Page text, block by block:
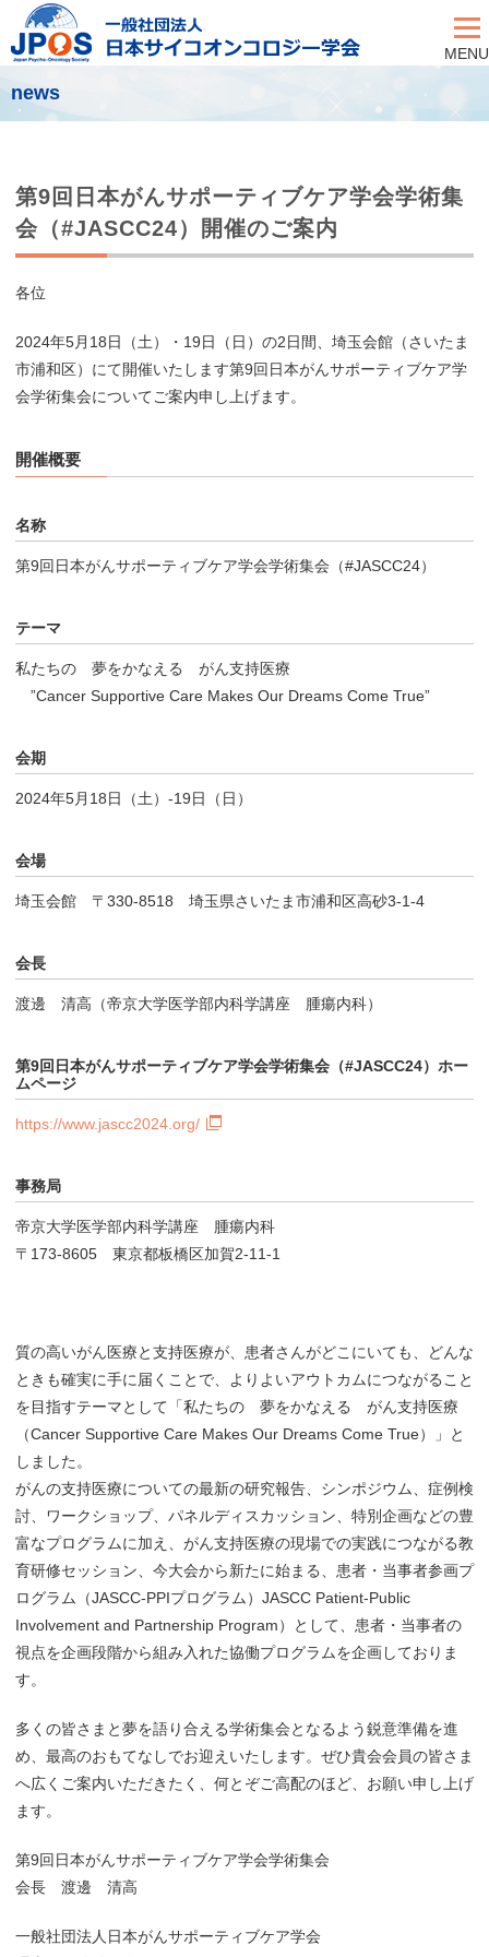
MENU
news
第9回日本がんサポーティブケア学会学術集
会（#JASCC24）開催のご案内
各位
2024年5月18日（土）・19日（日）の2日間、埼玉会館（さいたま
市浦和区）にて開催いたします第9回日本がんサポーティブケア学
会学術集会についてご案内申し上げます。
開催概要
名称
第9回日本がんサポーティブケア学会学術集会（#JASCC24）
テーマ
私たちの 夢をかなえる がん支持医療
”Cancer Supportive Care Makes Our Dreams Come True”
会期
2024年5月18日（土）-19日（日）
会場
埼玉会館 〒330-8518 埼玉県さいたま市浦和区高砂3-1-4
会長
渡邊 清高（帝京大学医学部内科学講座 腫瘍内科）
第9回日本がんサポーティブケア学会学術集会（#JASCC24）ホー
ムページ
https://www.jascc2024.org/
事務局
帝京大学医学部内科学講座 腫瘍内科
〒173-8605 東京都板橋区加賀2-11-1
質の高いがん医療と支持医療が、患者さんがどこにいても、どんな
ときも確実に手に届くことで、よりよいアウトカムにつながること
を目指すテーマとして「私たちの 夢をかなえる がん支持医療
（Cancer Supportive Care Makes Our Dreams Come True）」と
しました。
がんの支持医療についての最新の研究報告、シンポジウム、症例検
討、ワークショップ、パネルディスカッション、特別企画などの豊
富なプログラムに加え、がん支持医療の現場での実践につながる教
育研修セッション、今大会から新たに始まる、患者・当事者参画プ
ログラム（JASCC-PPIプログラム）JASCC Patient-Public
Involvement and Partnership Program）として、患者・当事者の
視点を企画段階から組み入れた協働プログラムを企画しておりま
す。
多くの皆さまと夢を語り合える学術集会となるよう鋭意準備を進
め、最高のおもてなしでお迎えいたします。ぜひ貴会会員の皆さま
へ広くご案内いただきたく、何とぞご高配のほど、お願い申し上げ
ます。
第9回日本がんサポーティブケア学会学術集会
会長 渡邊 清高
一般社団法人日本がんサポーティブケア学会